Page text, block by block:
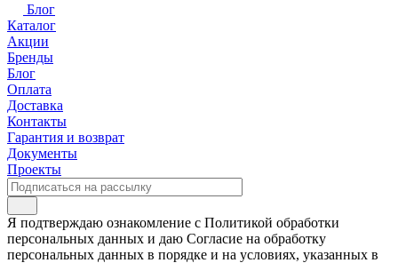
Блог
Каталог
Акции
Бренды
Блог
Оплата
Доставка
Контакты
Гарантия и возврат
Документы
Проекты
Я подтверждаю ознакомление с Политикой обработки
персональных данных и даю Согласие на обработку
персональных данных в порядке и на условиях, указанных в